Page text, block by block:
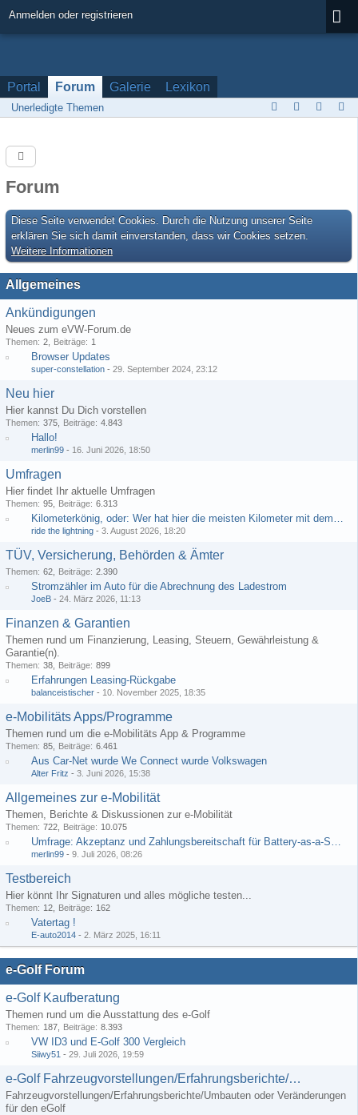
Anmelden oder registrieren
Portal Forum Galerie Lexikon
Unerledigte Themen
Forum
Diese Seite verwendet Cookies. Durch die Nutzung unserer Seite
erklären Sie sich damit einverstanden, dass wir Cookies setzen.
Weitere Informationen
Allgemeines
Ankündigungen
Neues zum eVW-Forum.de
Themen 2 Beiträge 1
Browser Updates
super-constellation - 29. September 2024, 23:12
Neu hier
Hier kannst Du Dich vorstellen
Themen 375 Beiträge 4.843
Hallo!
merlin99 - 16. Juni 2026, 18:50
Umfragen
Hier findet Ihr aktuelle Umfragen
Themen 95 Beiträge 6.313
Kilometerkönig, oder: Wer hat hier die meisten Kilometer mit dem e-Golf/e-up?
ride the lightning - 3. August 2026, 18:20
TÜV, Versicherung, Behörden & Ämter
Themen 62 Beiträge 2.390
Stromzähler im Auto für die Abrechnung des Ladestrom
JoeB - 24. März 2026, 11:13
Finanzen & Garantien
Themen rund um Finanzierung, Leasing, Steuern, Gewährleistung &
Garantie(n).
Themen 38 Beiträge 899
Erfahrungen Leasing-Rückgabe
balanceistischer - 10. November 2025, 18:35
e-Mobilitäts Apps/Programme
Themen rund um die e-Mobilitäts App & Programme
Themen 85 Beiträge 6.461
Aus Car-Net wurde We Connect wurde Volkswagen
Alter Fritz - 3. Juni 2026, 15:38
Allgemeines zur e-Mobilität
Themen, Berichte & Diskussionen zur e-Mobilität
Themen 722 Beiträge 10.075
Umfrage: Akzeptanz und Zahlungsbereitschaft für Battery-as-a-Service im Kontext von Multi-Life-Batterien
merlin99 - 9. Juli 2026, 08:26
Testbereich
Hier könnt Ihr Signaturen und alles mögliche testen...
Themen 12 Beiträge 162
Vatertag !
E-auto2014 - 2. März 2025, 16:11
e-Golf Forum
e-Golf Kaufberatung
Themen rund um die Ausstattung des e-Golf
Themen 187 Beiträge 8.393
VW ID3 und E-Golf 300 Vergleich
Siiwy51 - 29. Juli 2026, 19:59
e-Golf Fahrzeugvorstellungen/Erfahrungsberichte/Umbauten
Fahrzeugvorstellungen/Erfahrungsberichte/Umbauten oder Veränderungen
für den eGolf